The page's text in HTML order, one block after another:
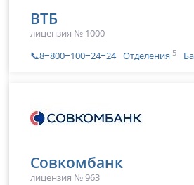
ВТБ
лицензия № 1000
📞8‒800‒100‒24‒24 Отделения 5
Совкомбанк
лицензия № 963